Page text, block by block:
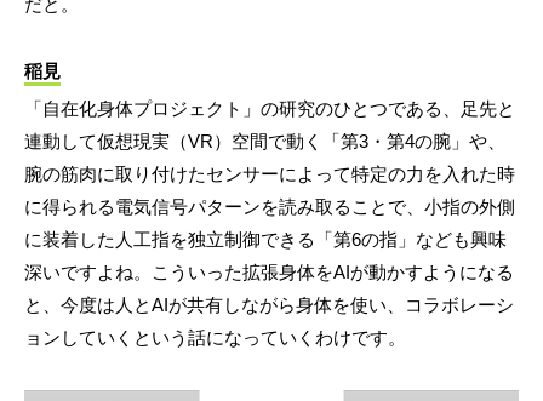
だと。
稲見
「自在化身体プロジェクト」の研究のひとつである、足先と
連動して仮想現実（VR）空間で動く「第3・第4の腕」や、
腕の筋肉に取り付けたセンサーによって特定の力を入れた時
に得られる電気信号パターンを読み取ることで、小指の外側
に装着した人工指を独立制御できる「第6の指」なども興味
深いですよね。こういった拡張身体をAIが動かすようになる
と、今度は人とAIが共有しながら身体を使い、コラボレーシ
ョンしていくという話になっていくわけです。